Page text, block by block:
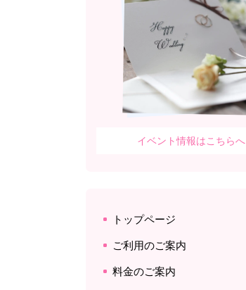
イベント情報はこちらへ
トップページ
ご利用のご案内
料金のご案内